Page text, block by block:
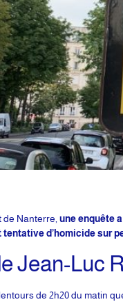
Nanterre, une enquête
tentative d’homicide sur
Jean-Luc
de 2h20 du matin